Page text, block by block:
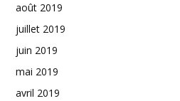
août 2019
juillet 2019
juin 2019
mai 2019
avril 2019